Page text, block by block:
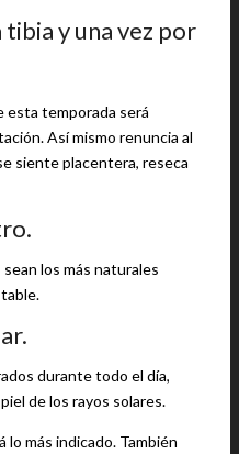
y una vez por
esta temporada será
Así mismo renuncia al
siente placentera, reseca
los más naturales
durante todo el día,
de los rayos solares.
más indicado. También